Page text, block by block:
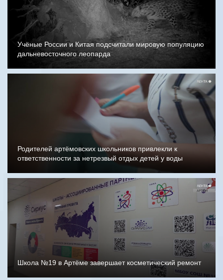
Учёные России и Китая подсчитали мировую популяцию
дальневосточного леопарда
Родителей артёмовских школьников привлекли к
ответственности за нетрезвый отдых детей у воды
Школа №19 в Артёме завершает косметический ремонт